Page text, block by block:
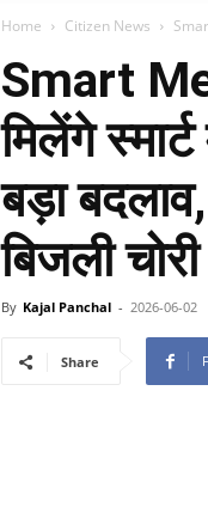
Home Citizen News
Smart
मिलेंगे
बड़ा
बिजली
By Kajal Panchal - 2026-06-02
Share